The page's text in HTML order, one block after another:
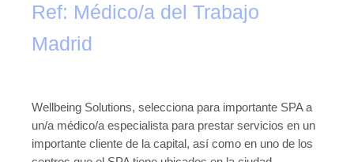
Ref: Médico/a del Trabajo
Madrid
Wellbeing Solutions, selecciona para importante SPA a
un/a médico/a especialista para prestar servicios en un
importante cliente de la capital, así como en uno de los